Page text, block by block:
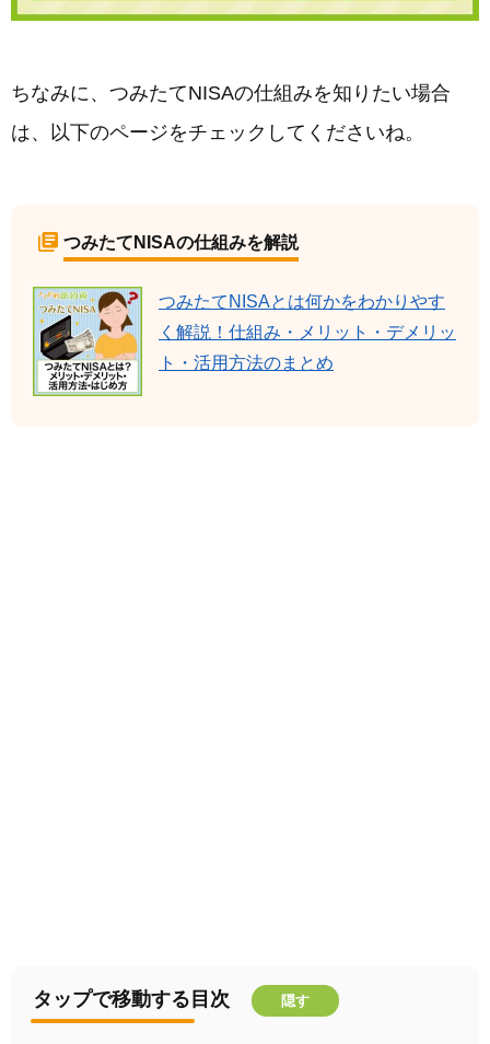
ちなみに、つみたてNISAの仕組みを知りたい場合
は、以下のページをチェックしてくださいね。
つみたてNISAの仕組みを解説
つみたてNISAとは何かをわかりやす
く解説！仕組み・メリット・デメリッ
ト・活用方法のまとめ
タップで移動する目次 隠す